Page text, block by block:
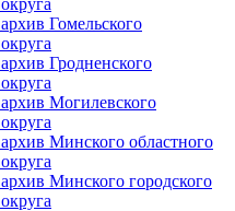
Гомельского
Гродненского
Могилевского
Минского областного
Минского городского